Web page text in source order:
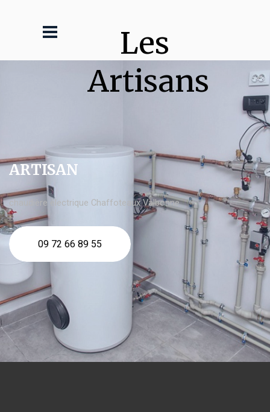
Les
Artisans
ARTISAN
chaudière électrique Chaffoteaux Valbonne
09 72 66 89 55